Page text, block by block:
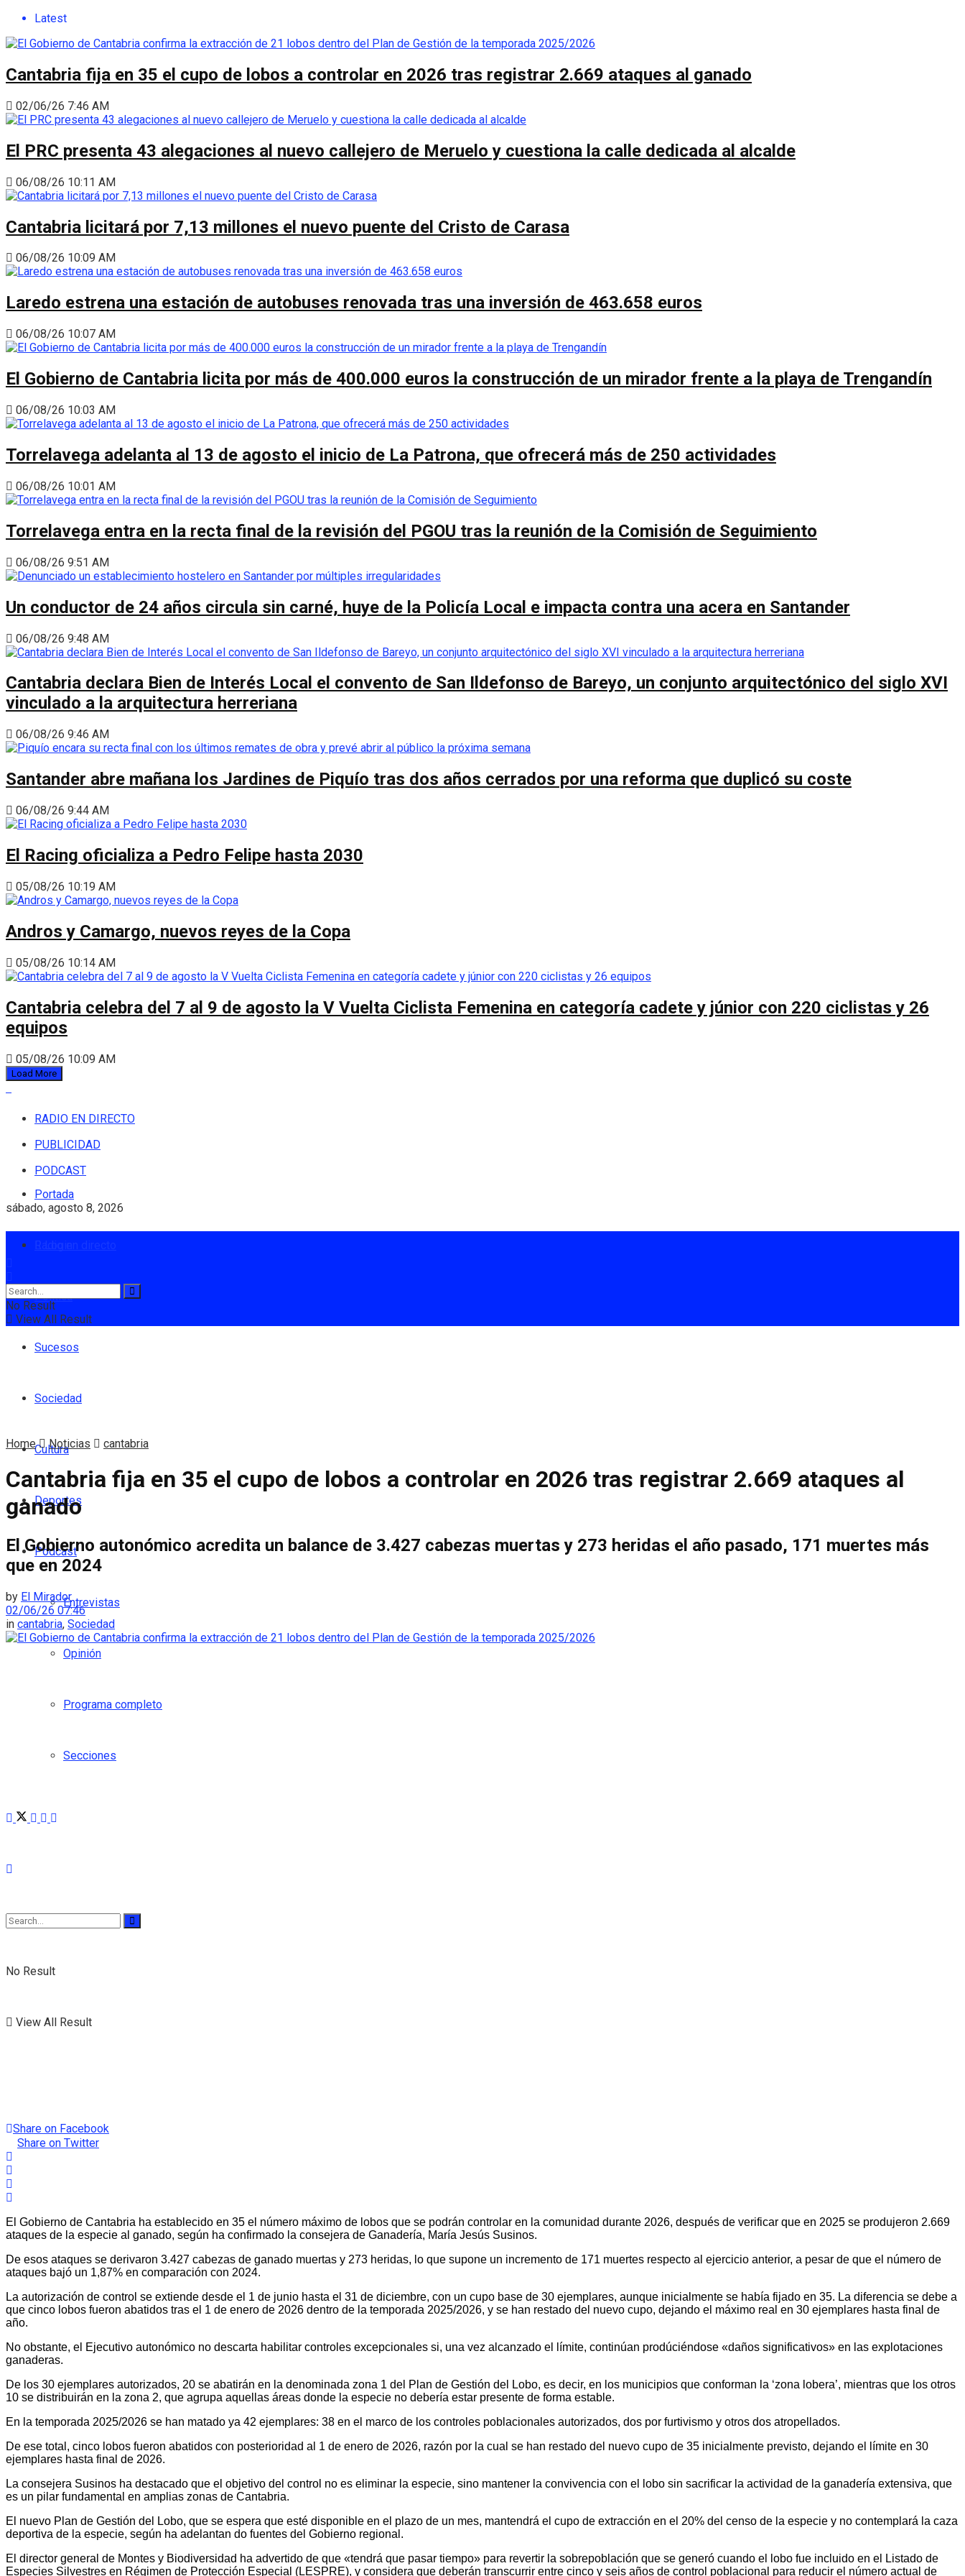
Latest
Cantabria fija en 35 el cupo de lobos a controlar en 2026 tras registrar 2.669 ataques al ganado
02/06/26 7:46 AM
El PRC presenta 43 alegaciones al nuevo callejero de Meruelo y cuestiona la calle dedicada al alcalde
06/08/26 10:11 AM
Cantabria licitará por 7,13 millones el nuevo puente del Cristo de Carasa
06/08/26 10:09 AM
Laredo estrena una estación de autobuses renovada tras una inversión de 463.658 euros
06/08/26 10:07 AM
El Gobierno de Cantabria licita por más de 400.000 euros la construcción de un mirador frente a la playa de Trengandín
06/08/26 10:03 AM
Torrelavega adelanta al 13 de agosto el inicio de La Patrona, que ofrecerá más de 250 actividades
06/08/26 10:01 AM
Torrelavega entra en la recta final de la revisión del PGOU tras la reunión de la Comisión de Seguimiento
06/08/26 9:51 AM
Un conductor de 24 años circula sin carné, huye de la Policía Local e impacta contra una acera en Santander
06/08/26 9:48 AM
Cantabria declara Bien de Interés Local el convento de San Ildefonso de Bareyo, un conjunto arquitectónico del siglo XVI
vinculado a la arquitectura herreriana
06/08/26 9:46 AM
Santander abre mañana los Jardines de Piquío tras dos años cerrados por una reforma que duplicó su coste
06/08/26 9:44 AM
El Racing oficializa a Pedro Felipe hasta 2030
05/08/26 10:19 AM
Andros y Camargo, nuevos reyes de la Copa
05/08/26 10:14 AM
Cantabria celebra del 7 al 9 de agosto la V Vuelta Ciclista Femenina en categoría cadete y júnior con 220 ciclistas y 26
equipos
05/08/26 10:09 AM
Load More
RADIO EN DIRECTO
PUBLICIDAD
PODCAST
sábado, agosto 8, 2026
Portada
Política
Sucesos
Sociedad
Cultura
Deportes
Podcast
Entrevistas
Opinión
Programa completo
Secciones
No Result
View All Result
No Result
View All Result
Home Noticias cantabria
Cantabria fija en 35 el cupo de lobos a controlar en 2026 tras registrar 2.669 ataques al
ganado
El Gobierno autonómico acredita un balance de 3.427 cabezas muertas y 273 heridas el año pasado, 171 muertes más
que en 2024
by El Mirador
02/06/26 07:46
in cantabria, Sociedad
Share on Facebook
Share on Twitter
El Gobierno de Cantabria ha establecido en 35 el número máximo de lobos que se podrán controlar en la comunidad durante 2026, después de verificar que en 2025 se produjeron 2.669
ataques de la especie al ganado, según ha confirmado la consejera de Ganadería, María Jesús Susinos.
De esos ataques se derivaron 3.427 cabezas de ganado muertas y 273 heridas, lo que supone un incremento de 171 muertes respecto al ejercicio anterior, a pesar de que el número de
ataques bajó un 1,87% en comparación con 2024.
La autorización de control se extiende desde el 1 de junio hasta el 31 de diciembre, con un cupo base de 30 ejemplares, aunque inicialmente se había fijado en 35. La diferencia se debe a
que cinco lobos fueron abatidos tras el 1 de enero de 2026 dentro de la temporada 2025/2026, y se han restado del nuevo cupo, dejando el máximo real en 30 ejemplares hasta final de
año.
No obstante, el Ejecutivo autonómico no descarta habilitar controles excepcionales si, una vez alcanzado el límite, continúan prodúciéndose «daños significativos» en las explotaciones
ganaderas.
De los 30 ejemplares autorizados, 20 se abatirán en la denominada zona 1 del Plan de Gestión del Lobo, es decir, en los municipios que conforman la ‘zona lobera’, mientras que los otros
10 se distribuirán en la zona 2, que agrupa aquellas áreas donde la especie no debería estar presente de forma estable.
En la temporada 2025/2026 se han matado ya 42 ejemplares: 38 en el marco de los controles poblacionales autorizados, dos por furtivismo y otros dos atropellados.
De ese total, cinco lobos fueron abatidos con posterioridad al 1 de enero de 2026, razón por la cual se han restado del nuevo cupo de 35 inicialmente previsto, dejando el límite en 30
ejemplares hasta final de 2026.
La consejera Susinos ha destacado que el objetivo del control no es eliminar la especie, sino mantener la convivencia con el lobo sin sacrificar la actividad de la ganadería extensiva, que
es un pilar fundamental en amplias zonas de Cantabria.
El nuevo Plan de Gestión del Lobo, que se espera que esté disponible en el plazo de un mes, mantendrá el cupo de extracción en el 20% del censo de la especie y no contemplará la caza
deportiva de la especie, según ha adelantan do fuentes del Gobierno regional.
El director general de Montes y Biodiversidad ha advertido de que «tendrá que pasar tiempo» para revertir la sobrepoblación que se generó cuando el lobo fue incluido en el Listado de
Especies Silvestres en Régimen de Protección Especial (LESPRE), y considera que deberán transcurrir entre cinco y seis años de control poblacional para reducir el número actual de